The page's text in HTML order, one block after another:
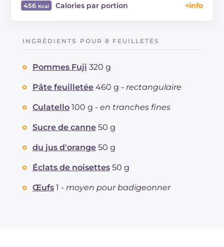
456 Calories par portion
Graisses
dont acides gras saturés g
Cholestérol mg
Sodium
INGRÉDIENTS POUR 8 FEUILLETÉS
Pommes Fuji 320 g
Pâte feuilletée 460 g - rectangulaire
Culatello 100 g - en tranches fines
Sucre de canne 50 g
du jus d'orange 50 g
Éclats de noisettes 50 g
Œufs 1 - moyen pour badigeonner